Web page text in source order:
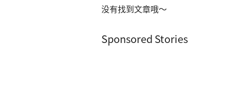
没有找到文章哦～
Sponsored Stories